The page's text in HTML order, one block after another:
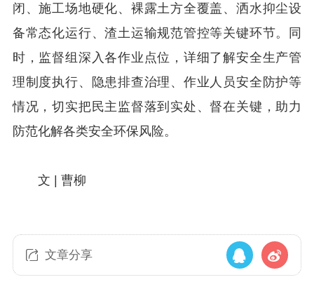
闭、施工场地硬化、裸露土方全覆盖、洒水抑尘设
备常态化运行、渣土运输规范管控等关键环节。同
时，监督组深入各作业点位，详细了解安全生产管
理制度执行、隐患排查治理、作业人员安全防护等
情况，切实把民主监督落到实处、督在关键，助力
防范化解各类安全环保风险。
文 | 曹柳
文章分享